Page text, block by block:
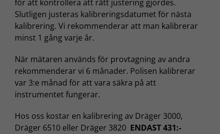
för att kontrollera att rätt justering gjordes.
Slutligen justeras kalibreringsdatumet för nästa
kalibrering. Vi rekommenderar att man kalibrerar
minst 1 gång varje år.
När mätaren används för provtagning av andra
rekommenderar vi 6 månader. Polisen kalibrerar
var 3:e månad för att vara säkra på att
instrumentet fungerar.
Hos oss kostar en kalibrering av Dräger 3000,
Dräger 6510 eller Dräger 3820 ENDAST 431:-